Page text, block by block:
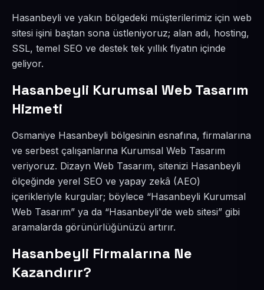
Hasanbeyli ve yakın bölgedeki müşterilerimiz için web
sitesi işini baştan sona üstleniyoruz; alan adı, hosting,
SSL, temel SEO ve destek tek yıllık fiyatın içinde
geliyor.
Hasanbeyli Kurumsal Web Tasarım
Hizmeti
Osmaniye Hasanbeyli bölgesinin esnafına, firmalarına
ve serbest çalışanlarına Kurumsal Web Tasarım
veriyoruz. Dizayn Web Tasarım, sitenizi Hasanbeyli
ölçeğinde yerel SEO ve yapay zekâ (AEO)
içerikleriyle kurgular; böylece “Hasanbeyli Kurumsal
Web Tasarım” ya da “Hasanbeyli'de web sitesi” gibi
aramalarda görünürlüğünüzü artırır.
Hasanbeyli Firmalarına Ne
Kazandırır?